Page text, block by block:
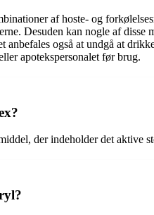
af hoste- og
Desuden kan nogle af
anbefales også at undgå at
apotekspersonalet før brug.
der indeholder det aktive